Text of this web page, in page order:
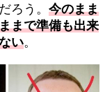
ろう。 今のまま
まで準備も出来
い。